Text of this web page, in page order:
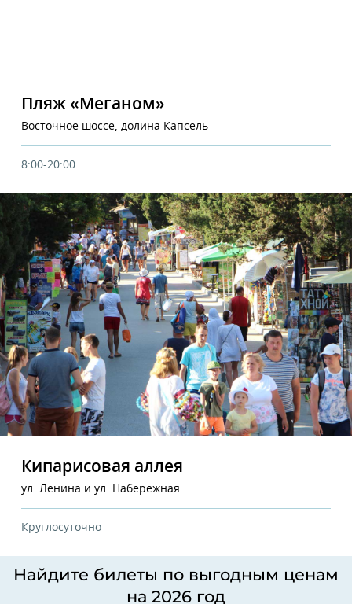
Пляж «Меганом»
Восточное шоссе, долина Капсель
8:00-20:00
Кипарисовая аллея
ул. Ленина и ул. Набережная
Круглосуточно
Найдите билеты по выгодным ценам
на 2026 год